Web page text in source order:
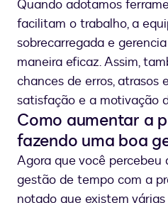
Quando adotamos
facilitam o trabalho, a
sobrecarregada e
maneira eficaz. Assim,
chances de erros, atrasos
satisfação e a motivação
Como aumentar a
fazendo uma boa
Agora que você percebeu
gestão de tempo com a
notado que existem